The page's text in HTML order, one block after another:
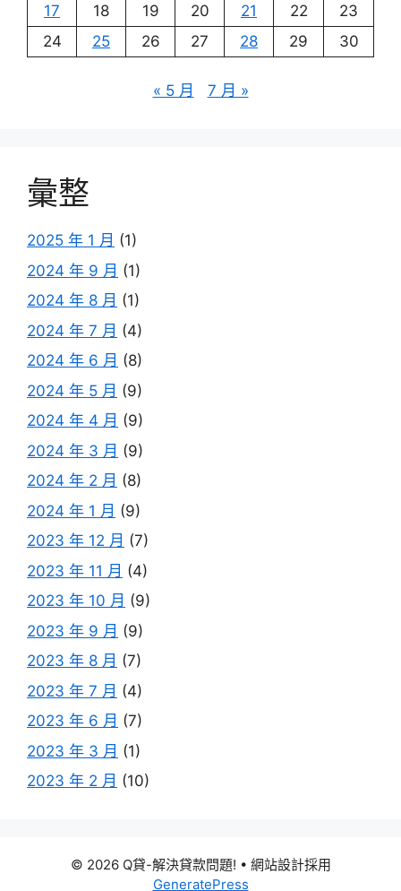
17
18 19 20 21 22
23
24
25 26 27 28 29 30
« 5 月 7 月 »
彙整
2025 年 1 月 (1)
2024 年 9 月 (1)
2024 年 8 月 (1)
2024 年 7 月 (4)
2024 年 6 月 (8)
2024 年 5 月 (9)
2024 年 4 月 (9)
2024 年 3 月 (9)
2024 年 2 月 (8)
2024 年 1 月 (9)
2023 年 12 月 (7)
2023 年 11 月 (4)
2023 年 10 月 (9)
2023 年 9 月 (9)
2023 年 8 月 (7)
2023 年 7 月 (4)
2023 年 6 月 (7)
2023 年 3 月 (1)
2023 年 2 月 (10)
© 2026 Q貸-解決貸款問題! • 網站設計採用
GeneratePress